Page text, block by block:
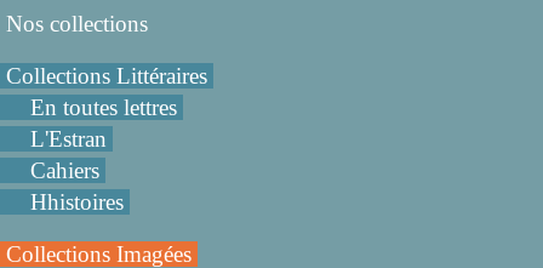
Nos collections
Collections Littéraires
En toutes lettres
L'Estran
Cahiers
Hhistoires
Collections Imagées